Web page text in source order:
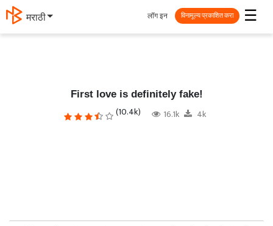
मराठी ☰
लॉग इन विनामूल्य प्रकाशित करा
First love is definitely fake!
(10.4k) 16.1k 4k